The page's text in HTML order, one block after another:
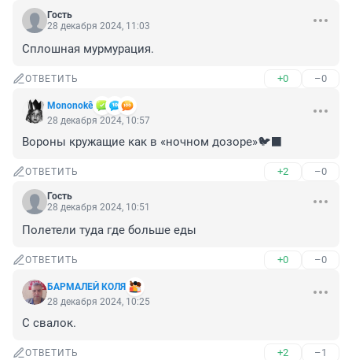
Гость
28 декабря 2024, 11:03
Сплошная мурмурация.
ОТВЕТИТЬ +0 –0
Mononokê
28 декабря 2024, 10:57
Вороны кружащие как в «ночном дозоре»🐦‍⬛
ОТВЕТИТЬ +2 –0
Гость
28 декабря 2024, 10:51
Полетели туда где больше еды
ОТВЕТИТЬ +0 –0
БАРМАЛЕЙ КОЛЯ
28 декабря 2024, 10:25
С свалок.
ОТВЕТИТЬ +2 –1